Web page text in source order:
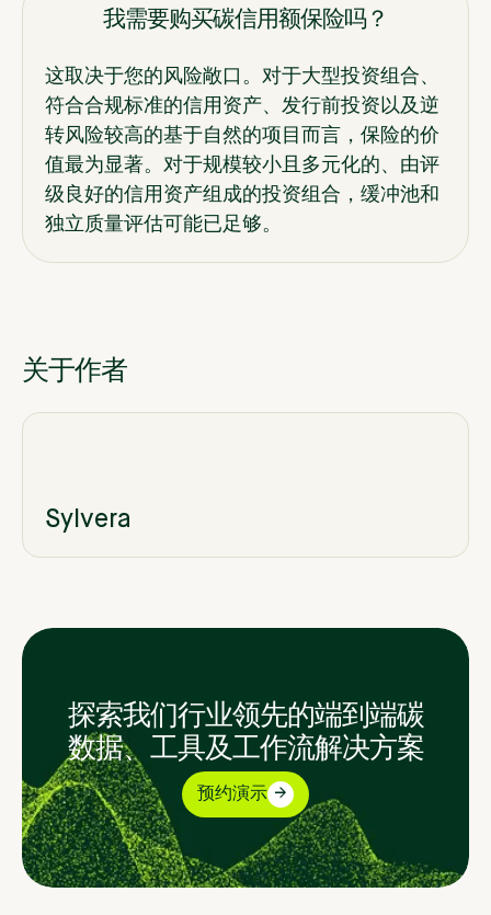
我需要购买碳信用额保险吗？
这取决于您的风险敞口。对于大型投资组合、
符合合规标准的信用资产、发行前投资以及逆
转风险较高的基于自然的项目而言，保险的价
值最为显著。对于规模较小且多元化的、由评
级良好的信用资产组成的投资组合，缓冲池和
独立质量评估可能已足够。
关于作者
Sylvera
探索我们行业领先的端到端碳
数据、工具及工作流解决方案
预约演示